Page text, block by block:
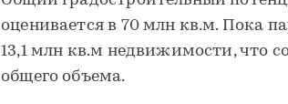
оценивается в 70 млн кв.м. Пока
13,1 млн кв.м недвижимости, что
общего объема.